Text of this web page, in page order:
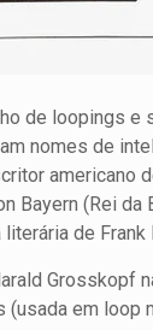
de loopings e
nomes de
americano
(Rei da
de Frank
Grosskopf
em loop